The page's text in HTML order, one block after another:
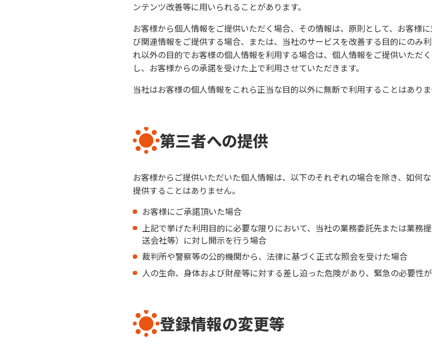
ンテンツ改善等に用いられることがあります。
お客様から個人情報をご提供いただく場合、その情報は、原則として、お客様
び関連情報をご提供する場合、または、当社のサービスを改善する目的にのみ
れ以外の目的でお客様の個人情報を利用する場合は、個人情報をご提供いただ
し、お客様からの承諾を受けた上で利用させていただきます。
当社はお客様の個人情報をこれら正当な目的以外に無断で利用することはありま
第三者への提供
お客様からご提供いただいた個人情報は、以下のそれぞれの場合を除き、如何
提供することはありません。
お客様にご承諾頂いた場合
上記で挙げた利用目的に必要な限りにおいて、当社の業務委託先または業務
送会社等）に対し開示を行う場合
裁判所や警察等の公的機関から、法律に基づく正式な照会を受けた場合
人の生命、身体および財産等に対する差し迫った危険があり、緊急の必要性
登録情報の変更等